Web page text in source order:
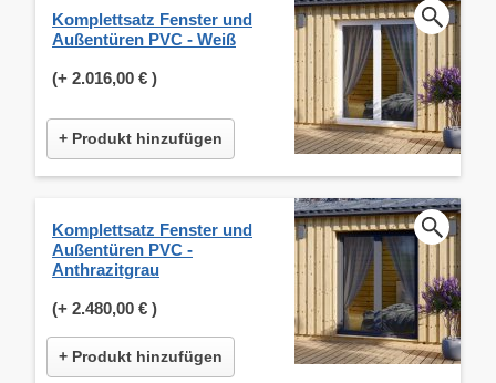
Komplettsatz Fenster und
Außentüren PVC - Weiß
(+ 2.016,00 € )
+ Produkt hinzufügen
Komplettsatz Fenster und
Außentüren PVC -
Anthrazitgrau
(+ 2.480,00 € )
+ Produkt hinzufügen